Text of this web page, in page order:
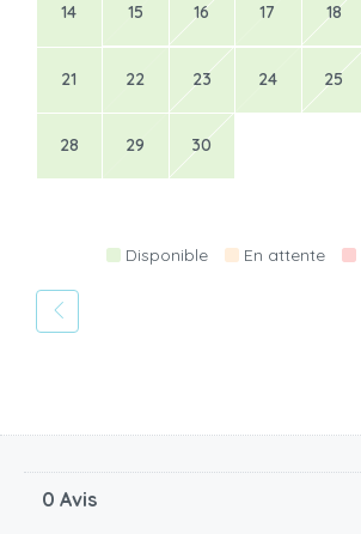
14 15 16 17 18
21 22 23 24 25
28 29 30
Disponible En attente
0 Avis